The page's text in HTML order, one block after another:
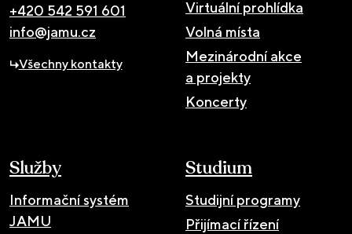
+420 542 591 601
info@jamu.cz
Všechny kontakty
Virtuální prohlídka
Volná místa
Mezinárodní akce
a projekty
Koncerty
Služby
Informační systém
JAMU
Studium
Studijní programy
Přijímací řízení